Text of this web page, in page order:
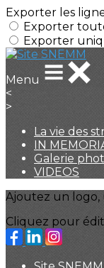
Exporter les
Exporter
Exporter
Menu
<
>
La vie des
IN
Galerie
VIDEOS
Ajoutez un logo,
Cliquez pour